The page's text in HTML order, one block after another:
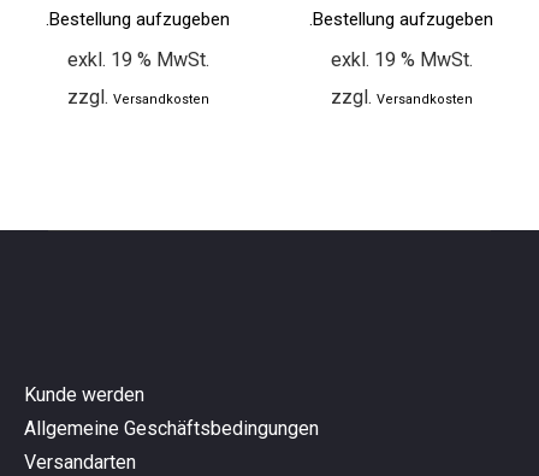
Bestellung aufzugeben.
exkl. 19 % MwSt.
zzgl. Versandkosten
Bestellung aufzugeben.
exkl. 19 % MwSt.
zzgl. Versandkosten
Kunde werden
Allgemeine Geschäftsbedingungen
Versandarten